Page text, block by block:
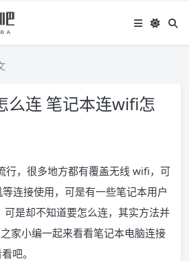
么连 笔记本连wifi怎
行，很多地方都有覆盖无线 wifi，可
连接使用，可是有一些笔记本用户
是却不知道要怎么连，其实方法并
家小编一起来看看笔记本电脑连接
吧。